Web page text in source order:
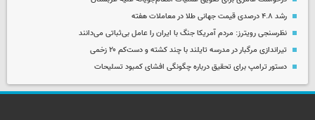
رشد ۴.۸ درصدی قیمت جهانی طلا در معاملات هفته
نظرسنجی رویترز: مردم آمریکا جنگ با ایران را عامل بی‌ثباتی می‌دانند
تیراندازی مرگبار در مدرسه‌ تایلند با چند کشته و دست‌کم ۲۰ زخمی
دستور ترامپ برای تحقیق درباره چگونگی افشای کمبود تسلیحات